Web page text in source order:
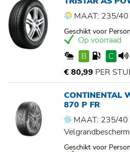
MAAT: 235/
Geschikt voor
Op voorraad
B
C
€ 80,99 PER
CONTINENTAL
870 P FR
MAAT: 235/40
Geschikt voor